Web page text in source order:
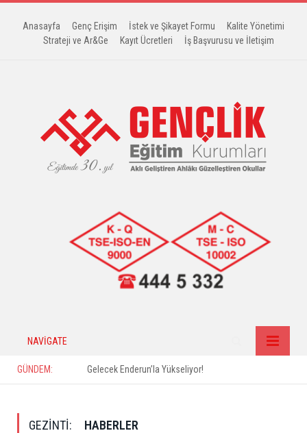
Anasayfa Genç Erişim İstek ve Şikayet Formu
Kalite Yönetimi
Strateji ve Ar&Ge
Kayıt Ücretleri İş Başvurusu ve İletişim
NAVIGATE
GÜNDEM: Gelecek Enderun’la Yükseliyor!
GEZINTI: HABERLER